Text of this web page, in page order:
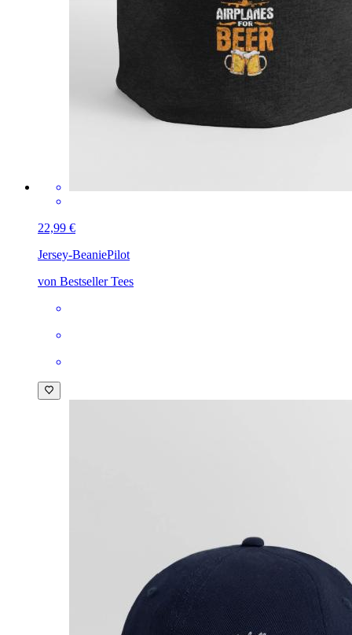
22,99 €
Jersey-BeaniePilot
von Bestseller Tees